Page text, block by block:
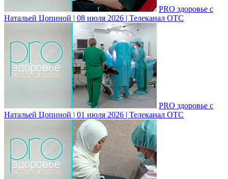
PRO здоровье с
Натальей Цопиной | 08 июля 2026 | Телеканал ОТС
PRO здоровье с
Натальей Цопиной | 01 июля 2026 | Телеканал ОТС